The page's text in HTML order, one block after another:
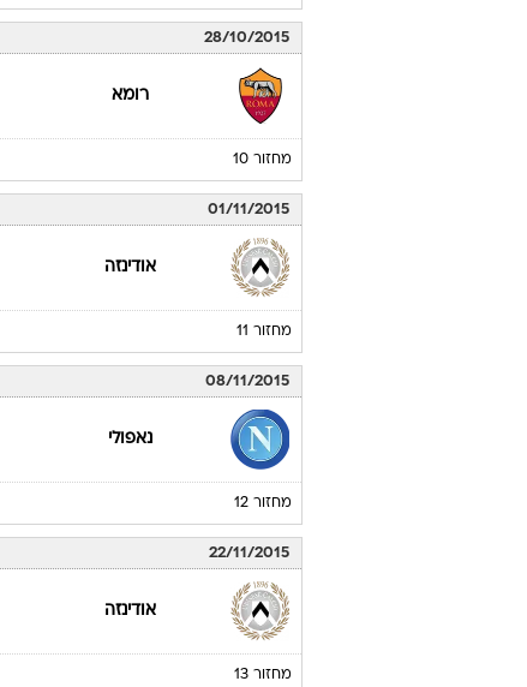
28/10/2015
רומא
מחזור 10
01/11/2015
אודינזה
מחזור 11
08/11/2015
נאפולי
מחזור 12
22/11/2015
אודינזה
מחזור 13